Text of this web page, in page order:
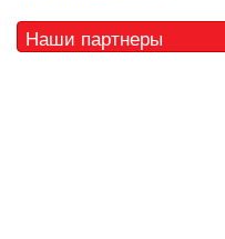
Наши партнеры